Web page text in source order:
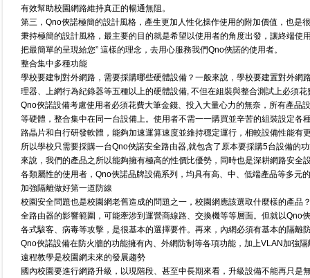
有效幫助校園網路維持真正的暢通無阻。
第三，Qno俠諾極簡的設計風格，產生更加人性化操作使用的附加價值，也
秉持極簡的設計風格，最主要的目的就是希望以使用者的角度出發，讓終端
把最簡單的呈現給您” 這樣的理念，去用心服務我們Qno俠諾的使用者。
整合集中多種功能
學校要建制對外網路，需要採購哪些硬體設備？一般來說，學校要建置對外
理器、上網行為紀錄器等五種以上的硬體設備, 不但在組裝與整合測試上必須
Qno俠諾設備考慮使用者必須花費大筆金錢、投入大量心力的無奈，所有產
等硬體，整合集中在同一台設備上。使用者不需一一購買並辛苦的組裝設定
路晶片和自行研發軟體，能夠加速運算速度並維持穩定運行，相較設備性能有
所以學校只需要採購一台Qno俠諾安全路由器,就包含了原本要採購5台設備的
來說，我們的產品之所以能夠擁有極高的性價比優勢，同時也是深耕網路安
各類屬性的使用者，Qno俠諾品牌設備系列，均具有高、中、低端產品等多元
加強隔離做好第一道防線
校園安全問題也是校園網老舊造成的問題之一，校園網應該選取什麼樣的產
全路由器的影響範圍，可能牽涉到運營商線路、交換機等等層面。但就以
各式駭客、病毒等攻擊，是很基本的選擇要件。再來，內網必須有基本的隔
Qno俠諾設備在防火牆的功能擁有內、外網防制等各項功能，加上VLAN加強
遠程教學是校園網未來的發展趨勢
國內校園要進行網路升級，以現階段、甚至中長期來看，升級設備不能再只